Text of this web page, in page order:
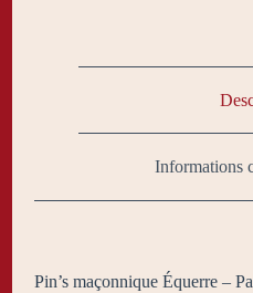
Informations
Pin’s maçonnique Équerre –